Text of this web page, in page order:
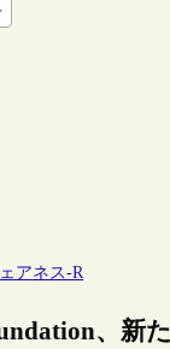
してください
アネス-R
、新た